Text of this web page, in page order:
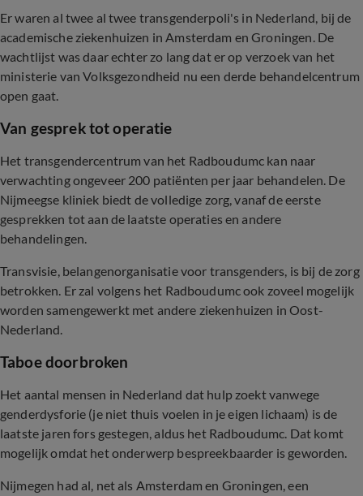
Er waren al twee al twee transgenderpoli's in Nederland, bij de
academische ziekenhuizen in Amsterdam en Groningen. De
wachtlijst was daar echter zo lang dat er op verzoek van het
ministerie van Volksgezondheid nu een derde behandelcentrum
open gaat.
Van gesprek tot operatie
Het transgendercentrum van het Radboudumc kan naar
verwachting ongeveer 200 patiënten per jaar behandelen. De
Nijmeegse kliniek biedt de volledige zorg, vanaf de eerste
gesprekken tot aan de laatste operaties en andere
behandelingen.
Transvisie, belangenorganisatie voor transgenders, is bij de zorg
betrokken. Er zal volgens het Radboudumc ook zoveel mogelijk
worden samengewerkt met andere ziekenhuizen in Oost-
Nederland.
Taboe doorbroken
Het aantal mensen in Nederland dat hulp zoekt vanwege
genderdysforie (je niet thuis voelen in je eigen lichaam) is de
laatste jaren fors gestegen, aldus het Radboudumc. Dat komt
mogelijk omdat het onderwerp bespreekbaarder is geworden.
Nijmegen had al, net als Amsterdam en Groningen, een